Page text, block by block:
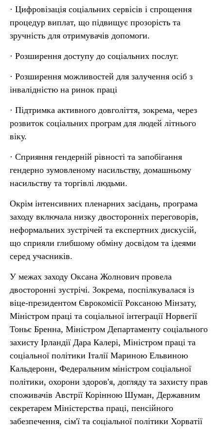
· Цифровізація соціальних сервісів і спрощення
процедур виплат, що підвищує прозорість та
зручність для отримувачів допомоги.
· Розширення доступу до соціальних послуг.
· Розширення можливостей для залучення осіб з
інвалідністю на ринок праці
· Підтримка активного довголіття, зокрема, через
розвиток соціальних програм для людей літнього
віку.
· Сприяння гендерній рівності та запобігання
гендерно зумовленому насильству, домашньому
насильству та торгівлі людьми.
Окрім інтенсивних пленарних засідань, програма
заходу включала низку двосторонніх переговорів,
неформальних зустрічей та експертних дискусій,
що сприяли глибшому обміну досвідом та ідеями
серед учасників.
У межах заходу Оксана Жолнович провела
двосторонні зустрічі. Зокрема, поспілкувалася із
віце-президентом Єврокомісії Роксаною Мінзату,
Міністром праці та соціальної інтеграції Норвегії
Тоньє Бренна, Міністром Департаменту соціального
захисту Ірландії Дара Калері, Міністром праці та
соціальної політики Італії Мариною Ельвиною
Кальдеронн, Федеральним міністром соціальної
політики, охорони здоров'я, догляду та захисту прав
споживачів Австрії Корінною Шуман, Державним
секретарем Міністерства праці, пенсійного
забезпечення, сім'ї та соціальної політики Хорватії